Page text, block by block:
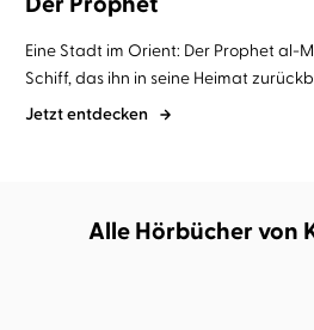
Eine Stadt im Orient: Der Prophet al-
Schiff, das ihn in seine Heimat
Jetzt entdecken
Alle Hörbücher von